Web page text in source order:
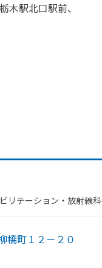
栃木駅北口駅前、
リテーション・​放射線科
橋町１２－２０